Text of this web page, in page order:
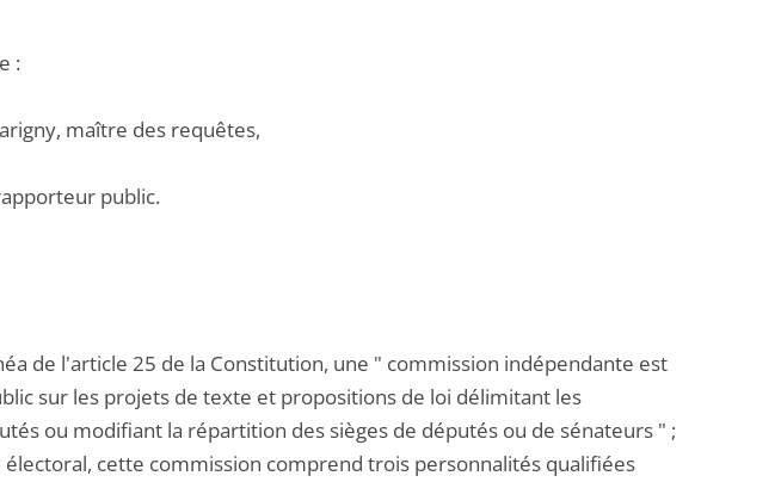
:
maître des requêtes,
public.
de l'article 25 de la Constitution, une " commission indépendante est
sur les projets de texte et propositions de loi délimitant les
ou modifiant la répartition des sièges de députés ou de sénateurs " ;
cette commission comprend trois personnalités qualifiées